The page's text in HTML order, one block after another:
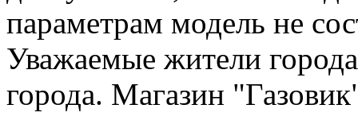
параметрам модель не
Уважаемые жители
города. Магазин